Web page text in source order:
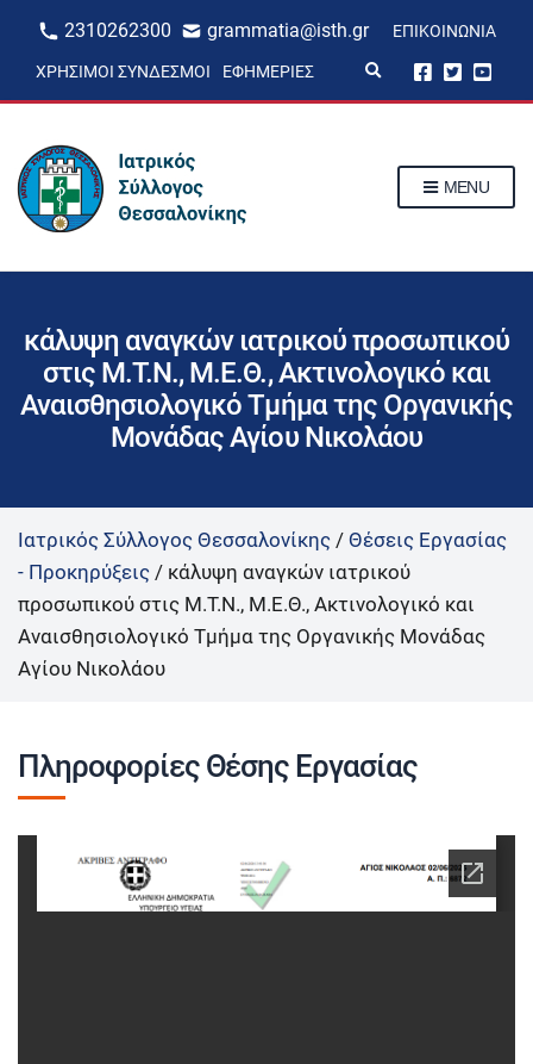
2310262300 grammatia@isth.gr ΕΠΙΚΟΙΝΩΝΊΑ
ΧΡΉΣΙΜΟΙ ΣΎΝΔΕΣΜΟΙ ΕΦΗΜΕΡΊΕΣ
p
m
MENU
κάλυψη αναγκών ιατρικού προσωπικού
στις Μ.Τ.Ν., Μ.Ε.Θ., Ακτινολογικό και
Αναισθησιολογικό Τμήμα της Οργανικής
Μονάδας Αγίου Νικολάου
Ιατρικός Σύλλογος Θεσσαλονίκης / Θέσεις Εργασίας
- Προκηρύξεις / κάλυψη αναγκών ιατρικού
προσωπικού στις Μ.Τ.Ν., Μ.Ε.Θ., Ακτινολογικό και
Αναισθησιολογικό Τμήμα της Οργανικής Μονάδας
Αγίου Νικολάου
Πληροφορίες Θέσης Εργασίας